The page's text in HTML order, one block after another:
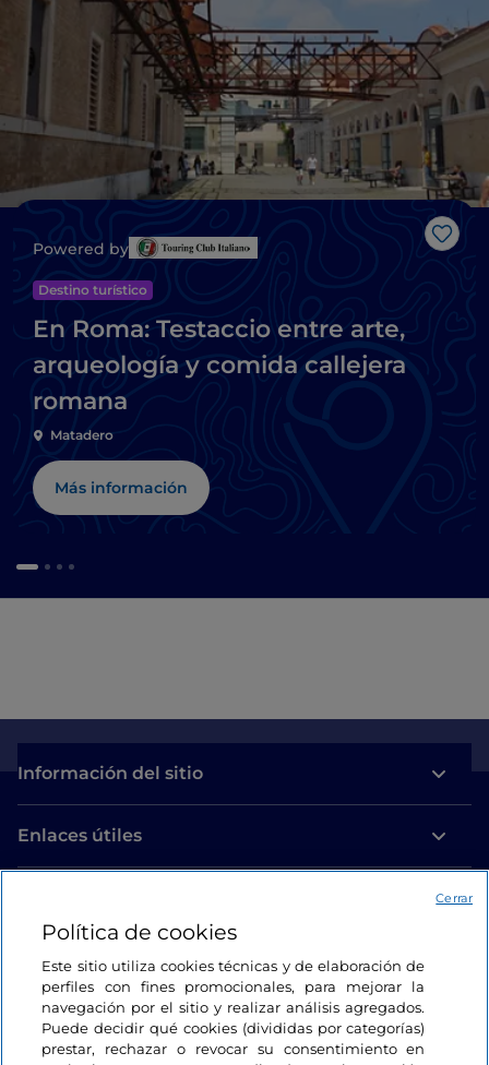
Me
Powered by
Destino turístico
En Roma: Testaccio entre arte,
arqueología y comida callejera
romana
Matadero
Más información
Información del sitio
Enlaces útiles
Estamos en contacto
Política de cookies
Este sitio utiliza cookies técnicas y de elaboración de
perfiles con fines promocionales, para mejorar la
navegación por el sitio y realizar análisis agregados.
Puede decidir qué cookies (divididas por categorías)
prestar, rechazar o revocar su consentimiento en
Cerrar